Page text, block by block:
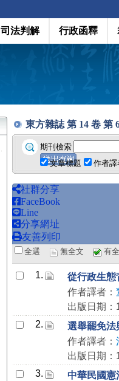
司法判解 行政函釋
東方雜誌 第 14 卷 第
期刊檢索
文章標題
作者譯
社群分享
FaceBook
Line
分享網址
友善列印
全選 無全文 有
1.
從行政生態
作者譯者：
出版日期：
2.
選舉罷免法
作者譯者：
出版日期：
3.
中華民國憲